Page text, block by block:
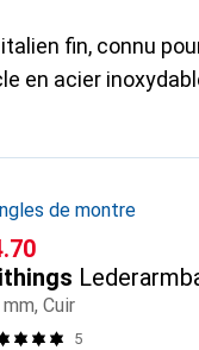
fin, connu
en acier
de montre
Cuir
5